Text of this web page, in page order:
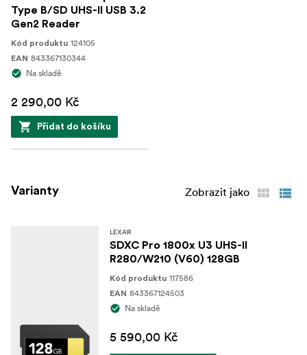
Type B/SD UHS-II USB 3.2
Gen2 Reader
Kód produktu 124105
EAN 843367130344
Na skladě
2 290,00 Kč
Přidat do košíku
Varianty Zobrazit jako
LEXAR
SDXC Pro 1800x U3 UHS-II
R280/W210 (V60) 128GB
Kód produktu 117586
EAN 843367124503
Na skladě
5 590,00 Kč